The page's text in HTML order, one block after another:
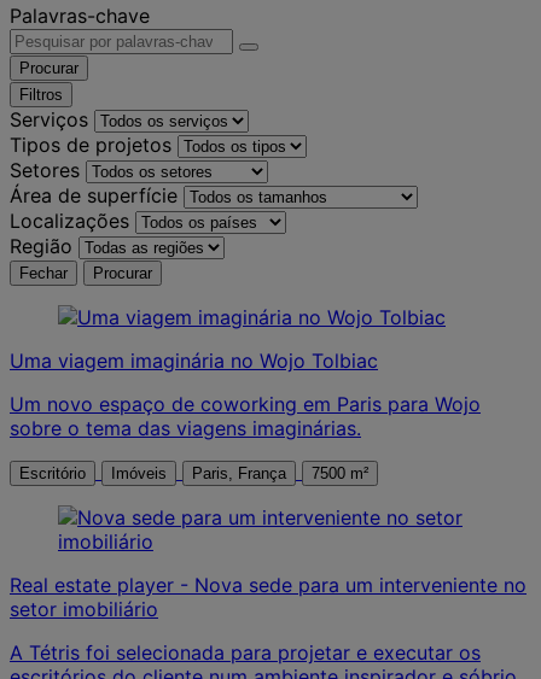
Palavras-chave
Procurar
Filtros
Serviços
Tipos de projetos
Setores
Área de superfície
Localizações
Região
Fechar Procurar
Uma viagem imaginária no Wojo Tolbiac
Um novo espaço de coworking em Paris para Wojo
sobre o tema das viagens imaginárias.
Escritório Imóveis Paris, França 7500 m²
Real estate player - Nova sede para um interveniente no
setor imobiliário
A Tétris foi selecionada para projetar e executar os